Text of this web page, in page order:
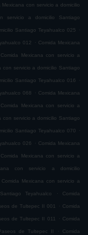
Mexicana con servicio a domicilio
servicio a domicilio Santiago
Santiago Teyahualco 025 .
012 . Comida Mexicana
Comida Mexicana con servicio a
con servicio a domicilio Santiago
Santiago Teyahualco 016 .
068 . Comida Mexicana
Comida Mexicana con servicio a
con servicio a domicilio Santiago
Santiago Teyahualco 070 .
026 . Comida Mexicana
Comida Mexicana con servicio a
con servicio a domicilio
Comida Mexicana con servicio a
Teyahualco . Comida
de Tultepec II 001 . Comida
de Tultepec II 011 . Comida
de Tultepec II . Comida